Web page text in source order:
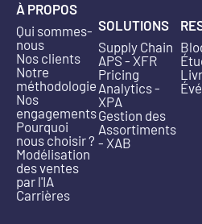
À PROPOS
Qui sommes-
nous
Nos clients
Notre
méthodologie
Nos
engagements
Pourquoi
nous choisir ?
Modélisation
des ventes
par l'IA
Carrières
SOLUTIONS
Supply Chain
APS - XFR
Pricing
Analytics -
XPA
Gestion des
Assortiments
- XAB